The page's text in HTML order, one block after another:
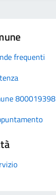
frequenti
800019398